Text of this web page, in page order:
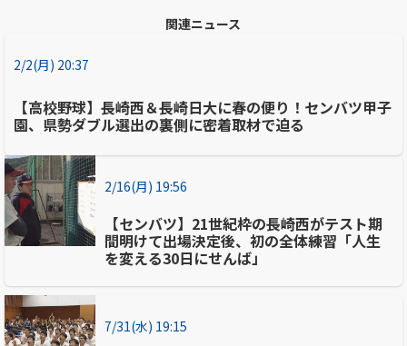
関連ニュース
2/2(月) 20:37
【高校野球】長崎西＆長崎日大に春の便り！センバツ甲子
園、県勢ダブル選出の裏側に密着取材で迫る
2/16(月) 19:56
【センバツ】21世紀枠の長崎西がテスト期
間明けて出場決定後、初の全体練習「人生
を変える30日にせんば」
7/31(水) 19:15